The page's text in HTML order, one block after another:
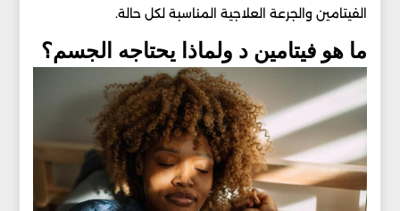
الفيتامين والجرعة العلاجية المناسبة لكل حالة.
ما هو فيتامين د ولماذا يحتاجه الجسم؟